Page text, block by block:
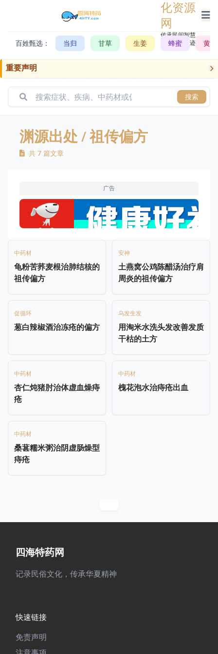
化资源
网
传承民间智慧，
记录历史轨迹
百姓甄选： 当归 甘草 生姜 蜂蜜 黄芪
重要声明
搜索
渊源出处/ 祖传偏方
共 7 篇文章
广告
中药材
龟粉苦荞麦根治肺结核的
祖传偏方
安神
土燕窝公鸡陈醋汤治疗肩
周炎的祖传偏方
促循环
葱白辣椒酒治冻疮的偏方
乌发生发
用淘米水洗头发改善发质
干枯的土方
中药材
杏仁炖猪肘治体虚血燥痔
疮
中药材
槐花泡水治痔疮出血
中药材
桑葚糯米粥治阴虚肠燥型
痔疮
四海特药网
记录民俗文化，传承华夏精神
快速链接
免责声明